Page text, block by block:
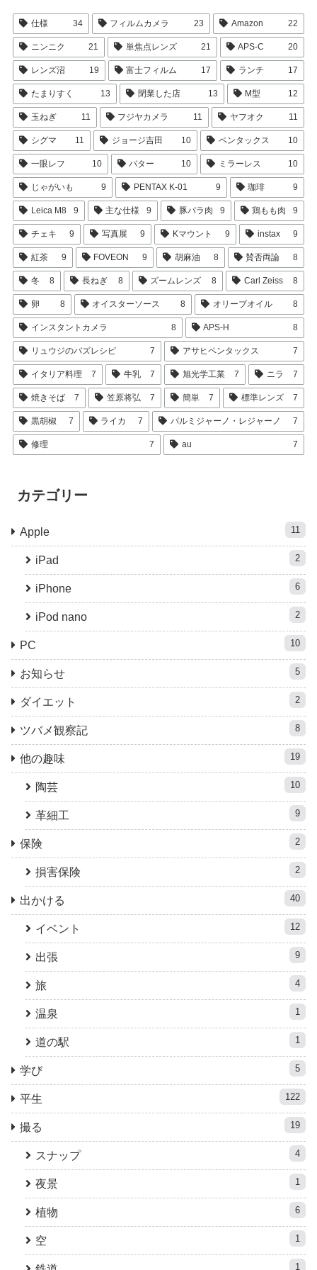
仕様 34 フィルムカメラ 23 Amazon 22
ニンニク 21 単焦点レンズ 21 APS-C 20
レンズ沼 19 富士フィルム 17 ランチ 17
たまりすく 13 閉業した店 13 M型 12
玉ねぎ 11 フジヤカメラ 11 ヤフオク 11
シグマ 11 ジョージ吉田 10 ペンタックス 10
一眼レフ 10 バター 10 ミラーレス 10
じゃがいも 9 PENTAX K-01 9 珈琲 9
Leica M8 9 主な仕様 9 豚バラ肉 9 鶏もも肉 9
チェキ 9 写真展 9 Kマウント 9 instax 9
紅茶 9 FOVEON 9 胡麻油 8 賛否両論 8
冬 8 長ねぎ 8 ズームレンズ 8 Carl Zeiss 8
卵 8 オイスターソース 8 オリーブオイル 8
インスタントカメラ 8 APS-H 8
リュウジのバズレシピ 7 アサヒペンタックス 7
イタリア料理 7 牛乳 7 旭光学工業 7 ニラ 7
焼きそば 7 笠原将弘 7 簡単 7 標準レンズ 7
黒胡椒 7 ライカ 7 パルミジャーノ・レジャーノ 7
修理 7 au 7
カテゴリー
Apple 11
iPad 2
iPhone 6
iPod nano 2
PC 10
お知らせ 5
ダイエット 2
ツバメ観察記 8
他の趣味 19
陶芸 10
革細工 9
保険 2
損害保険 2
出かける 40
イベント 12
出張 9
旅 4
温泉 1
道の駅 1
学び 5
平生 122
撮る 19
スナップ 4
夜景 1
植物 6
空 1
1